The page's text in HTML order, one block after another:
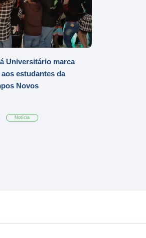
Universitário marca
estudantes da
Novos
Notícia